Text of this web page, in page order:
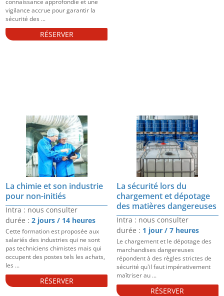
connaissance approfondie et une
vigilance accrue pour garantir la
sécurité des ...
RÉSERVER
La chimie et son industrie
pour non-initiés
Intra : nous consulter
durée :2 jours / 14 heures
Cette formation est proposée aux
salariés des industries qui ne sont
pas techniciens chimistes mais qui
occupent des postes tels les achats,
les ...
RÉSERVER
La sécurité lors du
chargement et dépotage
des matières dangereuses
Intra : nous consulter
durée : 1 jour / 7 heures
Le chargement et le dépotage des
marchandises dangereuses
répondent à des règles strictes de
sécurité qu'il faut impérativement
maîtriser au ...
RÉSERVER